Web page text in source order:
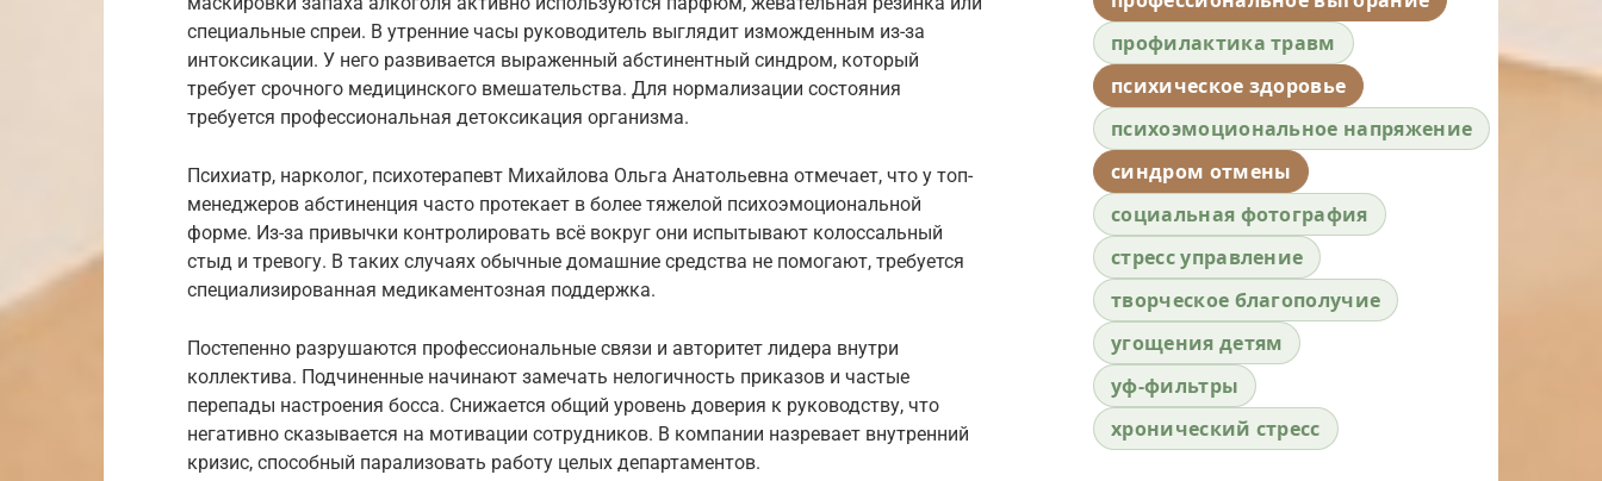
специальные спреи. В утренние часы руководитель выглядит изможденным из-за
интоксикации. У него развивается выраженный абстинентный синдром, который
требует срочного медицинского вмешательства. Для нормализации состояния
требуется профессиональная детоксикация организма.
Психиатр, нарколог, психотерапевт Михайлова Ольга Анатольевна отмечает, что у топ-
менеджеров абстиненция часто протекает в более тяжелой психоэмоциональной
форме. Из-за привычки контролировать всё вокруг они испытывают колоссальный
стыд и тревогу. В таких случаях обычные домашние средства не помогают, требуется
специализированная медикаментозная поддержка.
Постепенно разрушаются профессиональные связи и авторитет лидера внутри
коллектива. Подчиненные начинают замечать нелогичность приказов и частые
перепады настроения босса. Снижается общий уровень доверия к руководству, что
негативно сказывается на мотивации сотрудников. В компании назревает внутренний
кризис, способный парализовать работу целых департаментов.
профилактика травм
психическое здоровье
психоэмоциональное напряжение
синдром отмены
социальная фотография
стресс управление
творческое благополучие
угощения детям
уф-фильтры
хронический стресс